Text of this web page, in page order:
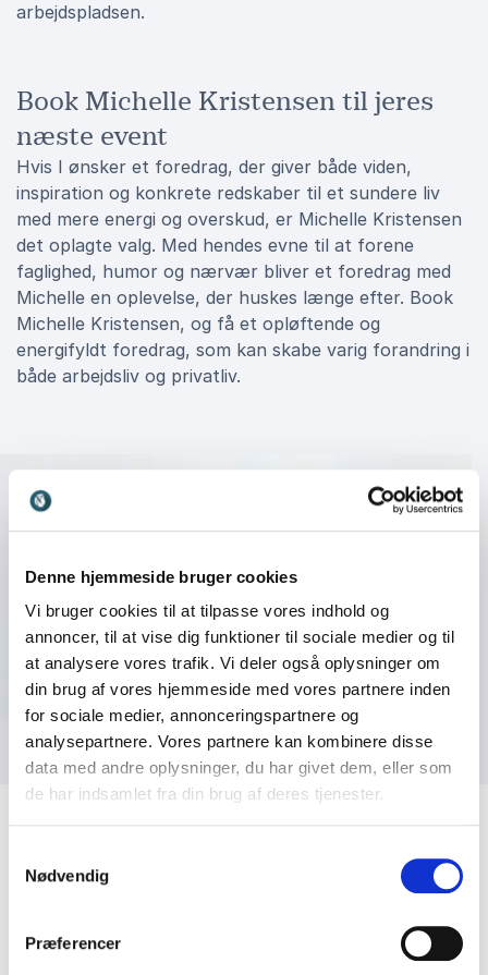
Denne hjemmeside bruger cookies
Vi bruger cookies til at tilpasse vores indhold og
annoncer, til at vise dig funktioner til sociale medier og til
at analysere vores trafik. Vi deler også oplysninger om
din brug af vores hjemmeside med vores partnere inden
for sociale medier, annonceringspartnere og
analysepartnere. Vores partnere kan kombinere disse
data med andre oplysninger, du har givet dem, eller som
de har indsamlet fra din brug af deres tjenester.
Nødvendig
Præferencer
arbejdspladsen.
Book Michelle Kristensen til jeres
næste event
Hvis I ønsker et foredrag, der giver både viden,
inspiration og konkrete redskaber til et sundere liv
med mere energi og overskud, er Michelle Kristensen
det oplagte valg. Med hendes evne til at forene
faglighed, humor og nærvær bliver et foredrag med
Michelle en oplevelse, der huskes længe efter. Book
Michelle Kristensen, og få et opløftende og
energifyldt foredrag, som kan skabe varig forandring i
både arbejdsliv og privatliv.